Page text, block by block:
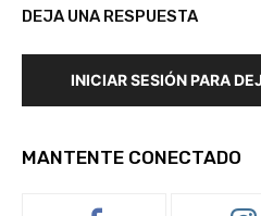
DEJA UNA RESPUESTA
INICIAR SESIÓN PARA
MANTENTE CONECTADO